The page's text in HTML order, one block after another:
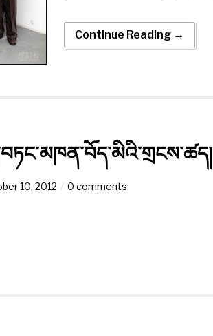
Continue Reading →
10, 2012 0 comments